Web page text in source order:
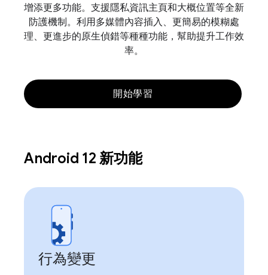
增添更多功能。支援隱私資訊主頁和大概位置等全新
防護機制。利用多媒體內容插入、更簡易的模糊處
理、更進步的原生偵錯等種種功能，幫助提升工作效
率。
開始學習
Android 12 新功能
行為變更